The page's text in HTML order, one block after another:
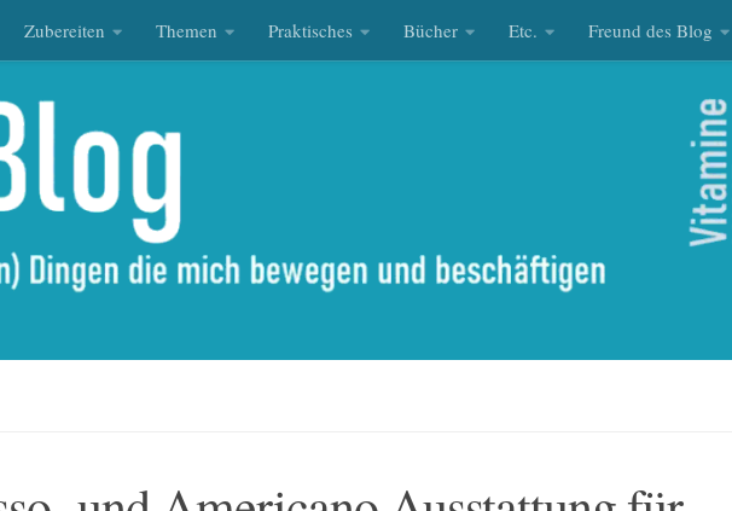
Zubereiten Themen Praktisches Bücher Etc. Freund des Blog